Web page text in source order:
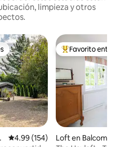
limpieza y otros
Calificación promedio: 4.99 de
4.99 (154)
Favorito entre
Favorito entre
Loft en Balcombe